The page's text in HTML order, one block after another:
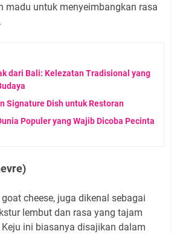
madu untuk menyeimbangkan rasa
dari Bali: Kelezatan Tradisional yang
Signature Dish untuk Restoran
Populer yang Wajib Dicoba Pecinta
cheese, juga dikenal sebagai
lembut dan rasa yang tajam
ini biasanya disajikan dalam